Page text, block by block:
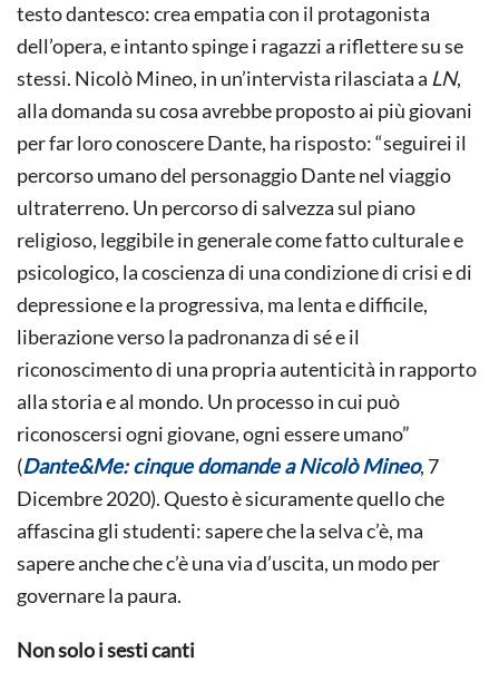
testo dantesco: crea empatia con il protagonista
dell’opera, e intanto spinge i ragazzi a riflettere su se
stessi. Nicolò Mineo, in un’intervista rilasciata a LN,
alla domanda su cosa avrebbe proposto ai più giovani
per far loro conoscere Dante, ha risposto: “seguirei il
percorso umano del personaggio Dante nel viaggio
ultraterreno. Un percorso di salvezza sul piano
religioso, leggibile in generale come fatto culturale e
psicologico, la coscienza di una condizione di crisi e di
depressione e la progressiva, ma lenta e difficile,
liberazione verso la padronanza di sé e il
riconoscimento di una propria autenticità in rapporto
alla storia e al mondo. Un processo in cui può
riconoscersi ogni giovane, ogni essere umano”
(Dante&Me: cinque domande a Nicolò Mineo, 7
Dicembre 2020). Questo è sicuramente quello che
affascina gli studenti: sapere che la selva c’è, ma
sapere anche che c’è una via d’uscita, un modo per
governare la paura.
Non solo i sesti canti